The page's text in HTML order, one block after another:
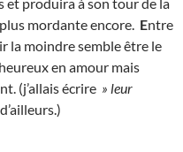
mordante encore. Entre
la moindre semble être le
en amour mais
(j’allais écrire » leur